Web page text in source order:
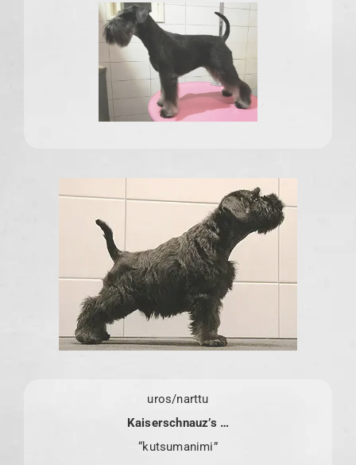
uros/narttu
Kaiserschnauz’s …
“kutsumanimi”